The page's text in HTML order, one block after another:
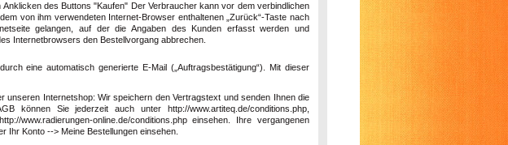
des Buttons "Kaufen" Der Verbraucher kann vor dem verbindlichen
von ihm verwendeten Internet-Browser enthaltenen „Zurück“-Taste nach
gelangen, auf der die Angaben des Kunden erfasst werden und
Internetbrowsers den Bestellvorgang abbrechen.
eine automatisch generierte E-Mail („Auftragsbestätigung“). Mit dieser
unseren Internetshop: Wir speichern den Vertragstext und senden Ihnen die
können Sie jederzeit auch unter http://www.artiteq.de/conditions.php,
www.radierungen-online.de/conditions.php einsehen. Ihre vergangenen
Ihr Konto --> Meine Bestellungen einsehen.